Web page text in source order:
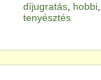
díjugratás, hobbi,
tenyésztés